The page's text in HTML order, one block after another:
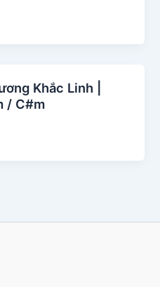
Khắc Linh |
/ C#m